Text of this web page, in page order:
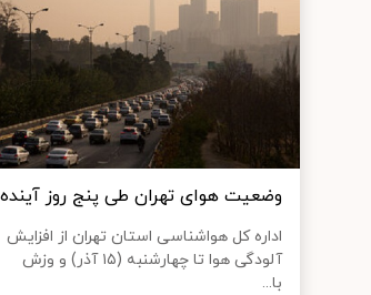
وضعیت هوای تهران طی پنج روز آینده
اداره کل هواشناسی استان تهران از افزایش
آلودگی هوا تا چهارشنبه (۱۵ آذر) و وزش
با...